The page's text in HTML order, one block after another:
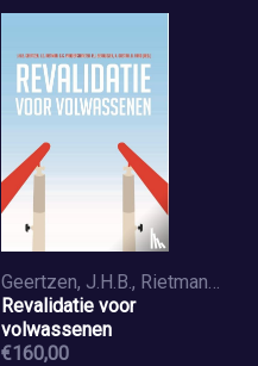
Geertzen, J.H.B., Rietman, J.S., Vanderstraeten, G.G., Berduszek, R.J., Oostra, K., Fard, B.
Revalidatie voor
volwassenen
€160,00